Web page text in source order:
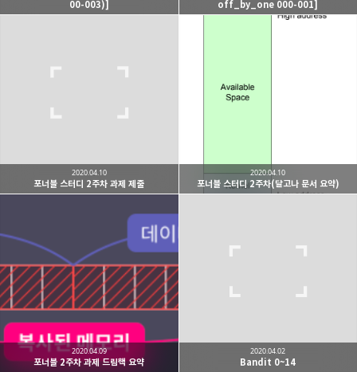
00-003)]
off_by_one 000-001]
포너블 스터디 2주차 과제 제출
2020.04.10
포너블 스터디 2주차(달고나 문서 요약)
2020.04.10
포너블 2주차 과제 드림핵 요약
2020.04.09
Bandit 0~14
2020.04.02